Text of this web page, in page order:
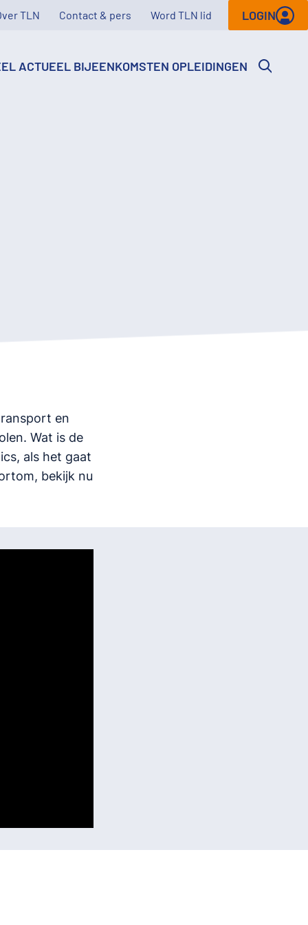
TLN Contact & pers Word TLN lid LOGIN
ACTUEEL BIJEENKOMSTEN OPLEIDINGEN
en
Wat is de
als het gaat
bekijk nu